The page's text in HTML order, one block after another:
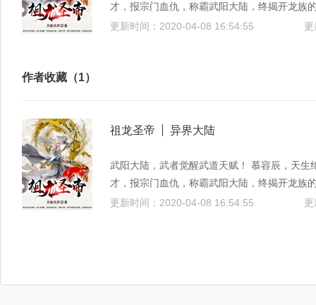
才，报宗门血仇，称霸武阳大陆，终揭开龙族
拈来！ 仙、神、魔、佛、妖皆听我令！ 诸界
更新时间：2020-04-08 16:54:55
作者收藏（1）
祖龙圣帝 异界大陆
武阳大陆，武者觉醒武道天赋！ 慕容辰，天
才，报宗门血仇，称霸武阳大陆，终揭开龙族
拈来！ 仙、神、魔、佛、妖皆听我令！ 诸界
更新时间：2020-04-08 16:54:55